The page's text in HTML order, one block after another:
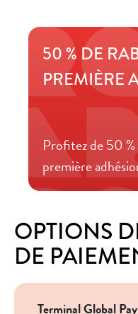
50 % DE
PREMIÈRE
Profitez de 50
première
OPTIONS
DE
Terminal Global